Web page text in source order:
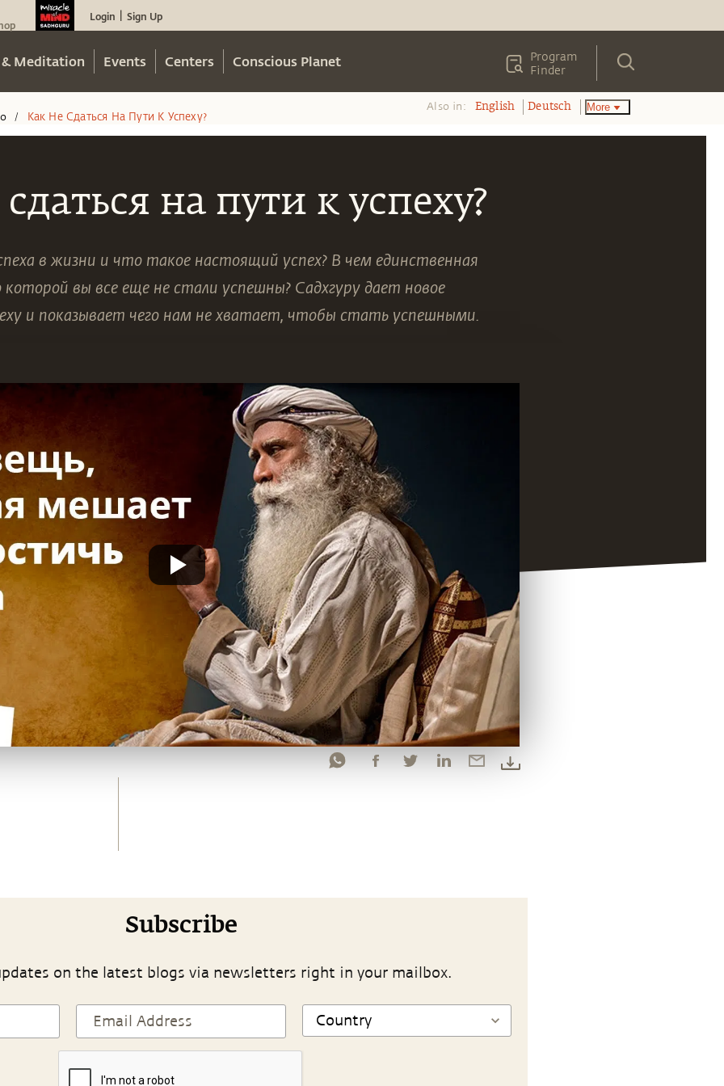
Login Sign Up
& Meditation Events Centers Conscious Planet
Program
Finder
/ Как Не Сдаться На Пути К Успеху?
Also in: English Deutsch More
на пути к успеху?
в жизни и что такое настоящий успех? В чем единственная
которой вы все еще не стали успешны? Садхгуру дает новое
и показывает чего нам не хватает, чтобы стать успешными.
Subscribe
on the latest blogs via newsletters right in your mailbox.